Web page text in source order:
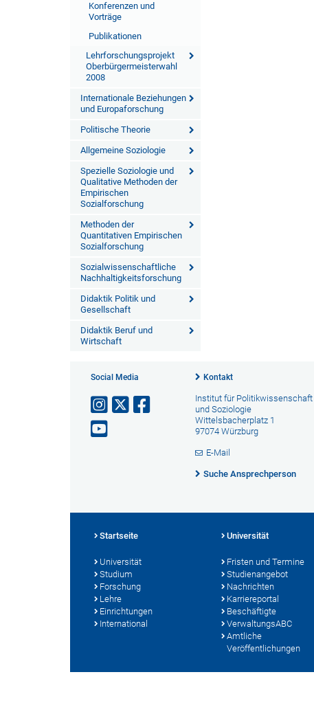
Konferenzen und
Vorträge
Publikationen
Lehrforschungsprojekt
Oberbürgermeisterwahl
2008
Internationale Beziehungen
und Europaforschung
Politische Theorie
Allgemeine Soziologie
Spezielle Soziologie und
Qualitative Methoden der
Empirischen
Sozialforschung
Methoden der
Quantitativen Empirischen
Sozialforschung
Sozialwissenschaftliche
Nachhaltigkeitsforschung
Didaktik Politik und
Gesellschaft
Didaktik Beruf und
Wirtschaft
Social Media Kontakt
Institut für Politikwissenschaft
und Soziologie
Wittelsbacherplatz 1
97074 Würzburg
E-Mail
Suche Ansprechperson
Startseite
Universität
Studium
Forschung
Lehre
Einrichtungen
International
Universität
Fristen und Termine
Studienangebot
Nachrichten
Karriereportal
Beschäftigte
VerwaltungsABC
Amtliche
Veröffentlichungen